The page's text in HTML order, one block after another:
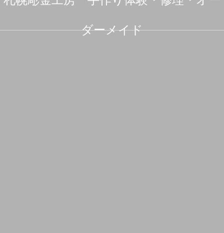
ダーメイド